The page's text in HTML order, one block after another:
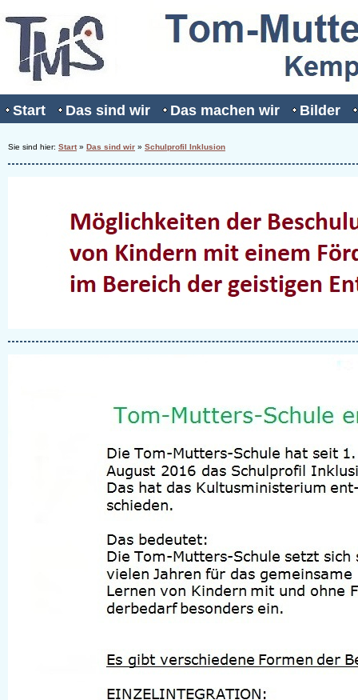
Start Das sind wir Das machen wir Bilder
Sie sind hier: Start» Das sind wir » Schulprofil Inklusion